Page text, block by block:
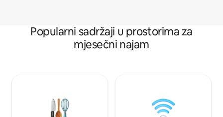
Popularni sadržaji u prostorima za
mjesečni najam